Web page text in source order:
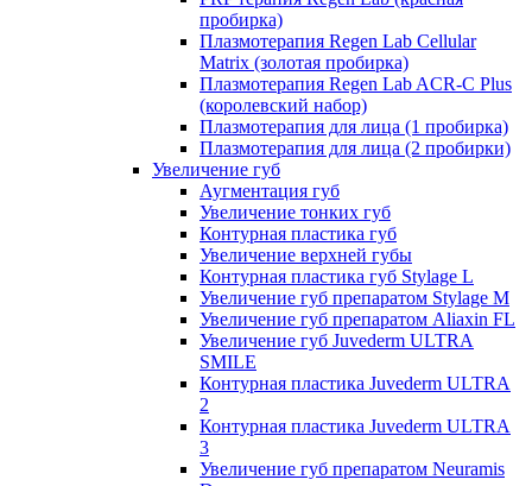
пробирка)
Плазмотерапия Regen Lab Cellular
Matrix (золотая пробирка)
Плазмотерапия Regen Lab ACR-C Plus
(королевский набор)
Плазмотерапия для лица (1 пробирка)
Плазмотерапия для лица (2 пробирки)
Увеличение губ
Аугментация губ
Увеличение тонких губ
Контурная пластика губ
Увеличение верхней губы
Контурная пластика губ Stylage L
Увеличение губ препаратом Stylage M
Увеличение губ препаратом Aliaxin FL
Увеличение губ Juvederm ULTRA
SMILE
Контурная пластика Juvederm ULTRA
2
Контурная пластика Juvederm ULTRA
3
Увеличение губ препаратом Neuramis